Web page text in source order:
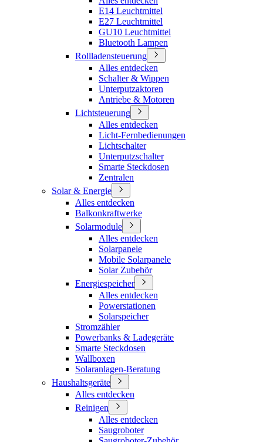
E14 Leuchtmittel
E27 Leuchtmittel
GU10 Leuchtmittel
Bluetooth Lampen
Rollladensteuerung
Alles entdecken
Schalter & Wippen
Unterputzaktoren
Antriebe & Motoren
Lichtsteuerung
Alles entdecken
Licht-Fernbedienungen
Lichtschalter
Unterputzschalter
Smarte Steckdosen
Zentralen
Solar & Energie
Alles entdecken
Balkonkraftwerke
Solarmodule
Alles entdecken
Solarpanele
Mobile Solarpanele
Solar Zubehör
Energiespeicher
Alles entdecken
Powerstationen
Solarspeicher
Stromzähler
Powerbanks & Ladegeräte
Smarte Steckdosen
Wallboxen
Solaranlagen-Beratung
Haushaltsgeräte
Alles entdecken
Reinigen
Alles entdecken
Saugroboter